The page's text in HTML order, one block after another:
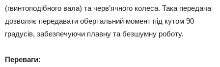
(гвинтоподібного вала) та черв’ячного колеса. Така передача
дозволяє передавати обертальний момент під кутом 90
градусів, забезпечуючи плавну та безшумну роботу.
Переваги: